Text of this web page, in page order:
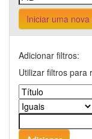
Iniciar uma
Adicionar filtros:
Utilizar filtros para